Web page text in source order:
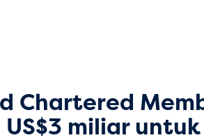
Chartered
miliar